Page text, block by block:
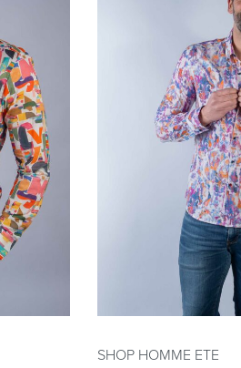
SHOP HOMME ETE